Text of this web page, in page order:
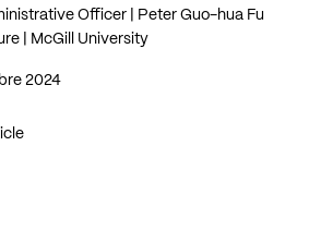
Officer | Peter Guo-hua Fu
| McGill University
2024